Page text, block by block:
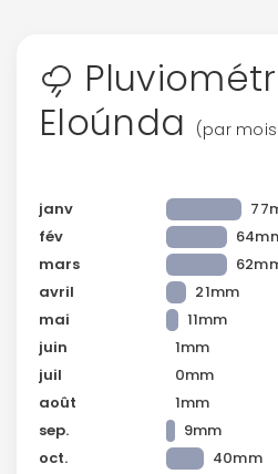
Eloúnda
(par
janv
fév
mars
avril
21mm
mai
11mm
juin
1mm
juil
0mm
août
1mm
sep.
9mm
oct.
40mm